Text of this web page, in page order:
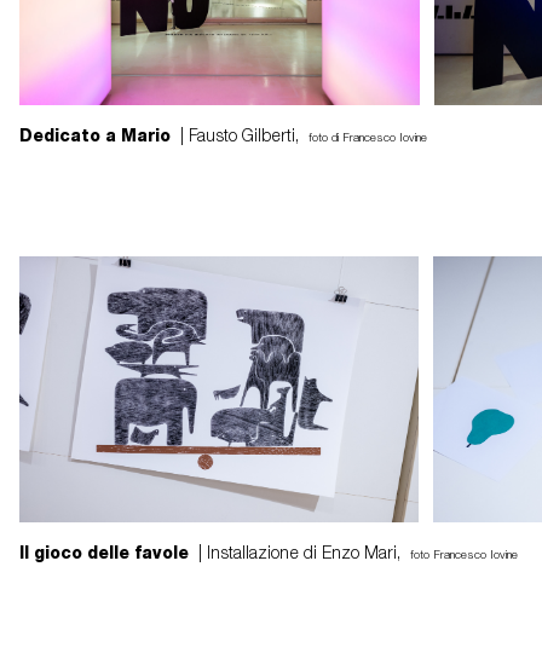
Dedicato a Mario | Fausto Gilberti, foto di Francesco Iovine
Il gioco delle favole | Installazione di Enzo Mari, foto Francesco Iovine